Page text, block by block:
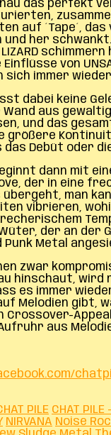
das perfekt
auf ´Tape´,
und her schwankt.
LIZARD
von
sich immer
dabei keine
aus
und das
größere
das Debüt oder
dann mit
der in eine
übergeht, man
vibrieren,
der an der
Punk Metal
zwar
hinschaut, wird
es immer
Melodien gibt,
Crossover-
aus
PILE CHAT
NIRVANA Noise